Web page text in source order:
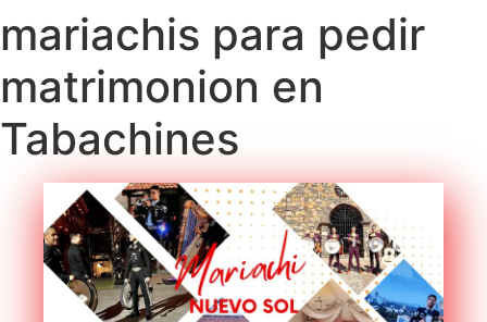
mariachis para pedir
matrimonion en
Tabachines